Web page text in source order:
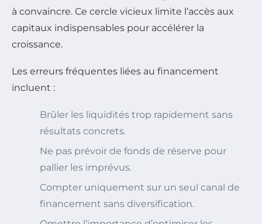
à convaincre. Ce cercle vicieux limite l’accès aux
capitaux indispensables pour accélérer la
croissance.
Les erreurs fréquentes liées au financement
incluent :
Brûler les liquidités trop rapidement sans
résultats concrets.
Ne pas prévoir de fonds de réserve pour
pallier les imprévus.
Compter uniquement sur un seul canal de
financement sans diversification.